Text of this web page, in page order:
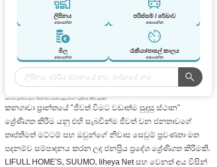
ලිපිනය
සොයන්න
පරිස්සම් / රේඛාව
සොයන්න
මිල
සොයන්න
රැකියා/පාසල් කාලය
සොයන්න
කනගාවා ප්‍රාන්තය සඳහා "ජීවත් වීමට වඩාත්ම සුදුසු ස්ථාන" ශ්‍රේණිගත කිරීම කුමක්ද?
කනගාවා ප්‍රාන්තයේ "ජීවත් වීමට වඩාත්ම සුදුසු ස්ථාන"
ශ්‍රේණිගත කිරීම යනු එහි සැබවින්ම ජීවත් වන ජනතාවගේ
තෘප්තිමත් මට්ටම් සහ ඔවුන්ගේ නිවාස සෙවුම් ප්‍රවණතා මත
පදනම්ව සම්පාදනය කරන ලද ජනප්‍රිය ප්‍රදේශ ශ්‍රේණිගත කිරීමකි.
LIFULL HOME'S, SUUMO, Iiheya Net සහ වෙනත් අය විසින්